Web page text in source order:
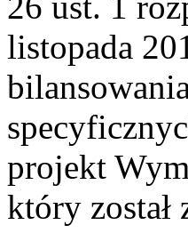
listopada
projekt
który został